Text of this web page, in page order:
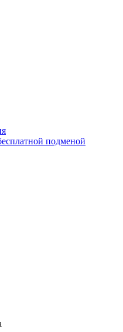
подменой